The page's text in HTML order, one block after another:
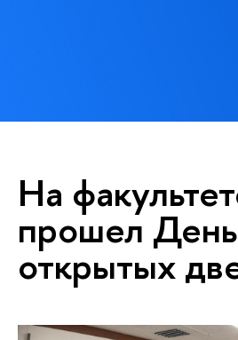
На
прошел День
открытых